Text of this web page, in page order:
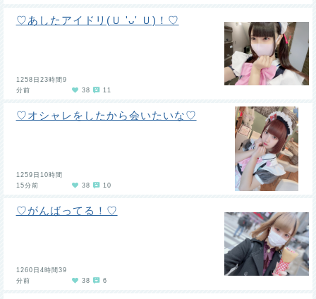
♡あしたアイドリ(Ｕ 'ᴗ' Ｕ)！♡
1258日23時間9
分前
38 11
♡オシャレをしたから会いたいな♡
1259日10時間
15分前
38 10
♡がんばってる！♡
1260日4時間39
分前
38 6